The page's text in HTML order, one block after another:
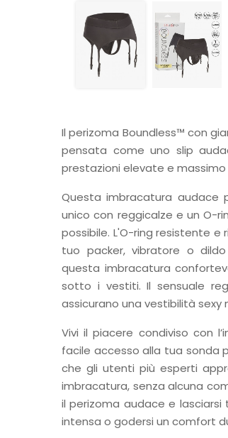
Il perizoma Boundless™ con
pensata come uno slip
prestazioni elevate e
Questa imbracatura audace
unico con reggicalze e un O-
possibile. L'O-ring resistente
tuo packer, vibratore o
questa imbracatura
sotto i vestiti. Il sensuale
assicurano una vestibilità sexy
Vivi il piacere condiviso con
facile accesso alla tua sonda
che gli utenti più esperti
imbracatura, senza alcuna
il perizoma audace e lasciarsi
intensa o godersi un comfort